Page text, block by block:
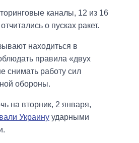
каналы, 12 из 16
о пусках ракет.
находиться в
правила «двух
снимать работу сил
обороны.
на вторник, 2 января,
Украину ударными